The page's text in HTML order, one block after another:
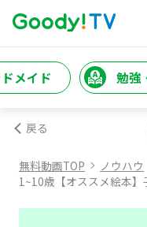
メイド 勉強
戻る
無料動画TOP ノウハウ
1~10歳【オススメ絵本